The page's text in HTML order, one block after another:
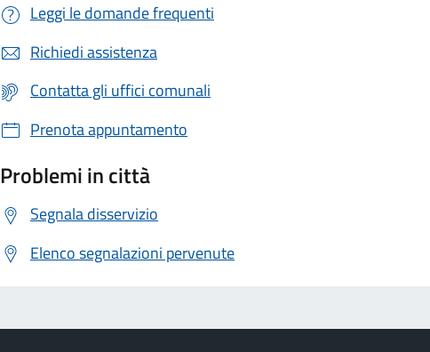
Leggi le domande frequenti
Richiedi assistenza
Contatta gli uffici comunali
Prenota appuntamento
Problemi in città
Segnala disservizio
Elenco segnalazioni pervenute